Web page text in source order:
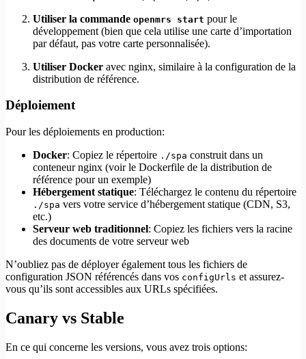
Utiliser la commande openmrs start pour le
développement (bien que cela utilise une carte d’importation
par défaut, pas votre carte personnalisée).
Utiliser Docker avec nginx, similaire à la configuration de la
distribution de référence.
Déploiement
Pour les déploiements en production:
Docker: Copiez le répertoire ./spa construit dans un
conteneur nginx (voir le Dockerfile de la distribution de
référence pour un exemple)
Hébergement statique: Téléchargez le contenu du répertoire
./spa vers votre service d’hébergement statique (CDN, S3,
etc.)
Serveur web traditionnel: Copiez les fichiers vers la racine
des documents de votre serveur web
N’oubliez pas de déployer également tous les fichiers de
configuration JSON référencés dans vos configUrls et assurez-
vous qu’ils sont accessibles aux URLs spécifiées.
Canary vs Stable
En ce qui concerne les versions, vous avez trois options: